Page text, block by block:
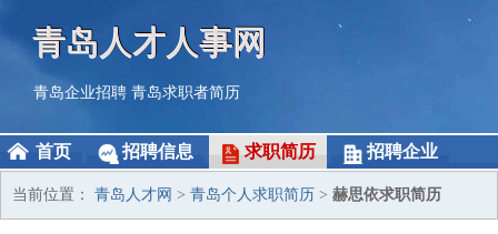
青岛人才人事网
青岛企业招聘 青岛求职者简历
首页 招聘信息 求职简历 招聘企业
当前位置： 青岛人才网 > 青岛个人求职简历 > 赫思依求职简历